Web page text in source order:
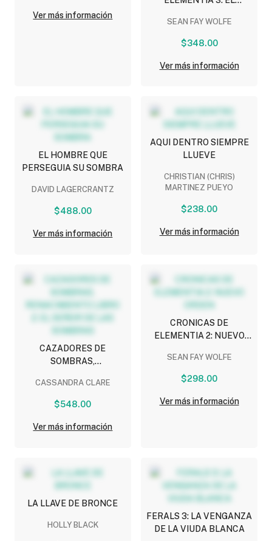
Ver más información
SEAN FAY WOLFE
$348.00
Ver más información
EL HOMBRE QUE
PERSEGUIA SU SOMBRA
DAVID LAGERCRANTZ
$488.00
Ver más información
AQUI DENTRO SIEMPRE
LLUEVE
CHRISTIAN (CHRIS)
MARTINEZ PUEYO
$238.00
Ver más información
CAZADORES DE
SOMBRAS,
EL SEÑOR DE LAS
SOMBRAS
CASSANDRA CLARE
$548.00
Ver más información
CRONICAS DE
ELEMENTIA 2: NUEVO
SEAN FAY WOLFE
$298.00
Ver más información
LA LLAVE DE BRONCE
HOLLY BLACK
FERALS 3: LA VENGANZA
DE LA VIUDA BLANCA